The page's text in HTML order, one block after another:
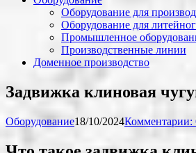
Оборудование для
Оборудование для
Промышленное
Производственные линии
Доменное производство
Задвижка клиновая
Оборудование18/10/2024Комментарии: